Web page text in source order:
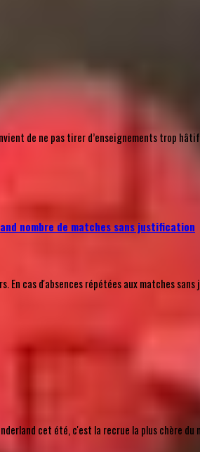
de ne pas tirer d’enseignements trop hâtifs
nombre de matches sans justification
cas d'absences répétées aux matches
cet été, c'est la recrue la plus chère